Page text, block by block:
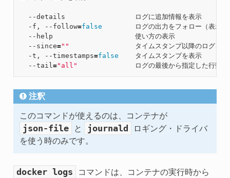
  --details                 ログに追加情報を表示
  -f, --follow
=false
ログの出力をフォロー（表示し
  --help                    使い方の表示
  --since
=""
タイムスタンプ以降のログを表
  -t, --timestamps
=false
    タイムスタンプを表示
  --tail
="all"
注釈
このコマンドが使えるのは、コンテナが
json-file と journald
ロギング・ドライバ
を使う時のみです。
docker logs
コマンドは、コンテナの実行時から